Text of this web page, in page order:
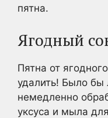
пятна.
Ягодный
Пятна от
удалить! Было
немедленно
уксуса и мыла